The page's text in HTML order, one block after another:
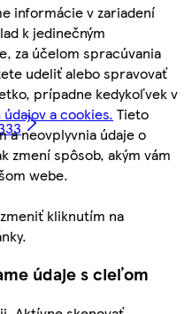
informácie v zariadení
k jedinečným
za účelom spracúvania
udeliť alebo spravovať
prípadne kedykoľvek v
a cookies. Tieto
a neovplyvnia údaje o
zmení spôsob, akým vám
webe.
kliknutím na
údaje s cieľom